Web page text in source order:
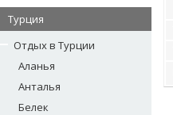
Турция
Отдых в Турции
Аланья
Анталья
Белек